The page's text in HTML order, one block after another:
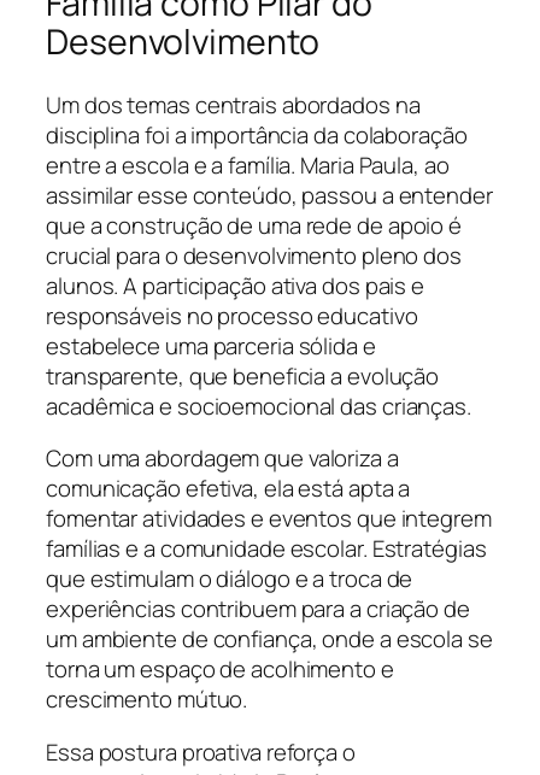
Desenvolvimento
Um dos temas centrais abordados na
disciplina foi a importância da colaboração
entre a escola e a família. Maria Paula, ao
assimilar esse conteúdo, passou a entender
que a construção de uma rede de apoio é
crucial para o desenvolvimento pleno dos
alunos. A participação ativa dos pais e
responsáveis no processo educativo
estabelece uma parceria sólida e
transparente, que beneficia a evolução
acadêmica e socioemocional das crianças.
Com uma abordagem que valoriza a
comunicação efetiva, ela está apta a
fomentar atividades e eventos que integrem
famílias e a comunidade escolar. Estratégias
que estimulam o diálogo e a troca de
experiências contribuem para a criação de
um ambiente de confiança, onde a escola se
torna um espaço de acolhimento e
crescimento mútuo.
Essa postura proativa reforça o